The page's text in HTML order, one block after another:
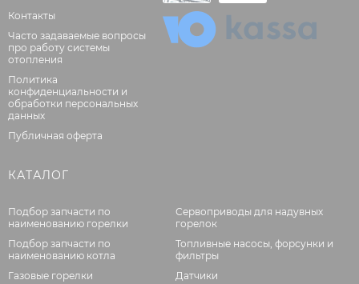
Контакты
Часто задаваемые вопросы
про работу системы
отопления
Политика
конфиденциальности и
обработки персональных
данных
Публичная оферта
КАТАЛОГ
Подбор запчасти по
наименованию горелки
Подбор запчасти по
наименованию котла
Газовые горелки
Сервоприводы для надувных
горелок
Топливные насосы, форсунки и
фильтры
Датчики